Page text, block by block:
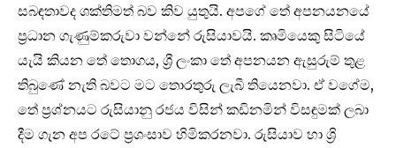
සබඳතාවද ශක්තිමත් බව කිව යුතුයි. අපගේ තේ අපනයනයේ
ප්‍රධාන ගැණුම්කරුවා වන්නේ රුසියාවයි. කෘමියෙකු සිටියේ
යැයි කියන තේ තොගය, ශ්‍රී ලංකා තේ අපනයන ඇසුරුම් තුළ
තිබුණේ නැති බවට මට තොරතුරු ලැබී තියෙනවා. ඒ වගේම,
තේ ප්‍රශ්නයට රුසියානු රජය විසින් කඩිනමින් විසඳුමක් ලබා
දීම ගැන අප රටේ ප්‍රශංසාව හිමිකරනවා. රුසියාව හා ශ්‍රි